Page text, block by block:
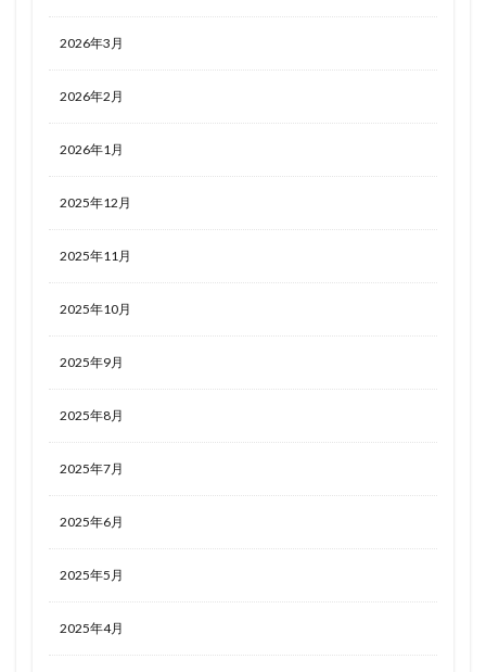
2026年3月
2026年2月
2026年1月
2025年12月
2025年11月
2025年10月
2025年9月
2025年8月
2025年7月
2025年6月
2025年5月
2025年4月